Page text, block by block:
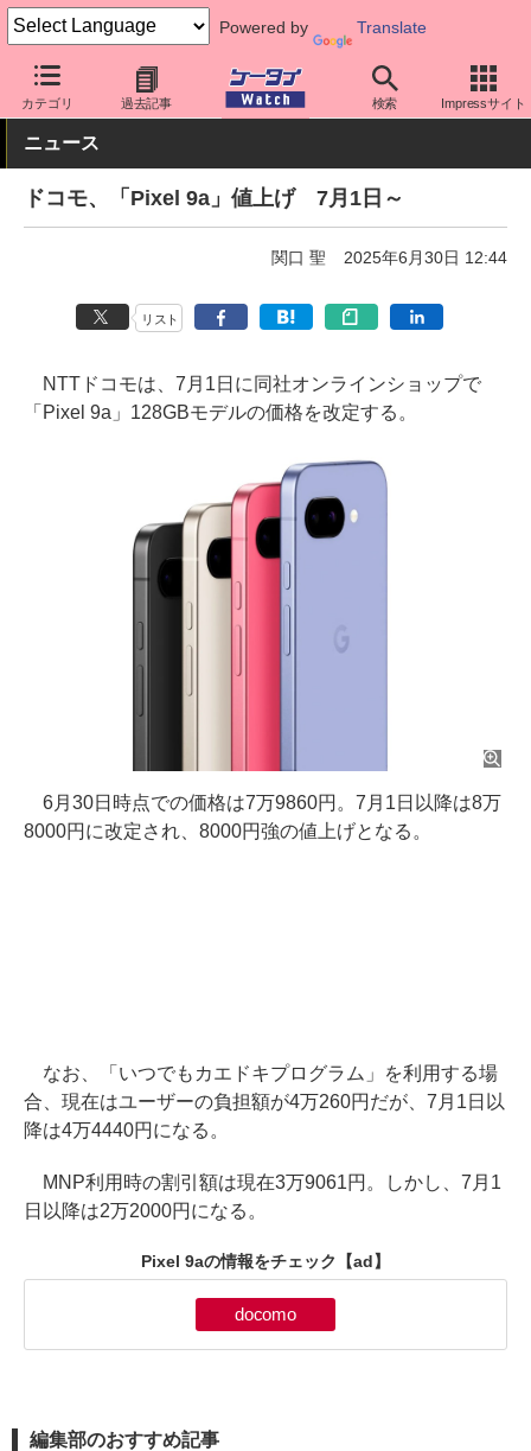
Powered by Translate
カテゴリ 過去記事 検索 Impressサイト
ケータイ Watch OS Android Pixel
ニュース
ドコモ、「Pixel 9a」値上げ 7月1日～
関口 聖 2025年6月30日 12:44
リスト
NTTドコモは、7月1日に同社オンラインショップで
「Pixel 9a」128GBモデルの価格を改定する。
6月30日時点での価格は7万9860円。7月1日以降は8万
8000円に改定され、8000円強の値上げとなる。
なお、「いつでもカエドキプログラム」を利用する場
合、現在はユーザーの負担額が4万260円だが、7月1日以
降は4万4440円になる。
MNP利用時の割引額は現在3万9061円。しかし、7月1
日以降は2万2000円になる。
Pixel 9aの情報をチェック 【ad】
docomo
編集部のおすすめ記事